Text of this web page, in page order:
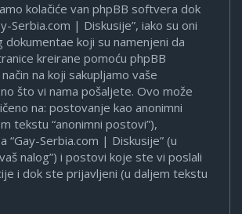
kolačiće van phpBB softvera dok
Serbia.com | Diskusije”, iako su oni
dokumentae koji su namenjeni da
kreirane pomoću phpBB
na koji sakupljamo vaše
što vi nama pošaljete. Ovo može
na: postovanje kao anonimni
tekstu “anonimni postovi”),
“Gay-Serbia.com | Diskusije” (u
nalog”) i postovi koje ste vi poslali
i dok ste prijavljeni (u daljem tekstu